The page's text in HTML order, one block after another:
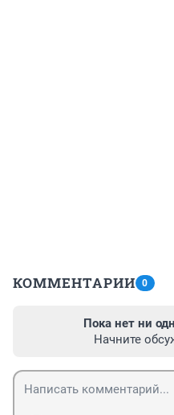
КОММЕНТАРИИ 0
Пока нет ни
Начните